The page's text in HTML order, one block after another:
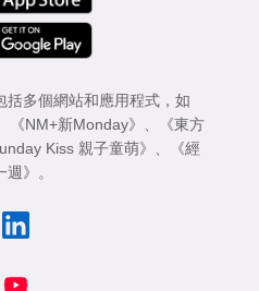
括多個網站和應用程式，如
《NM+新Monday》
《東方
Kiss 親子童萌》
《經
週》
。